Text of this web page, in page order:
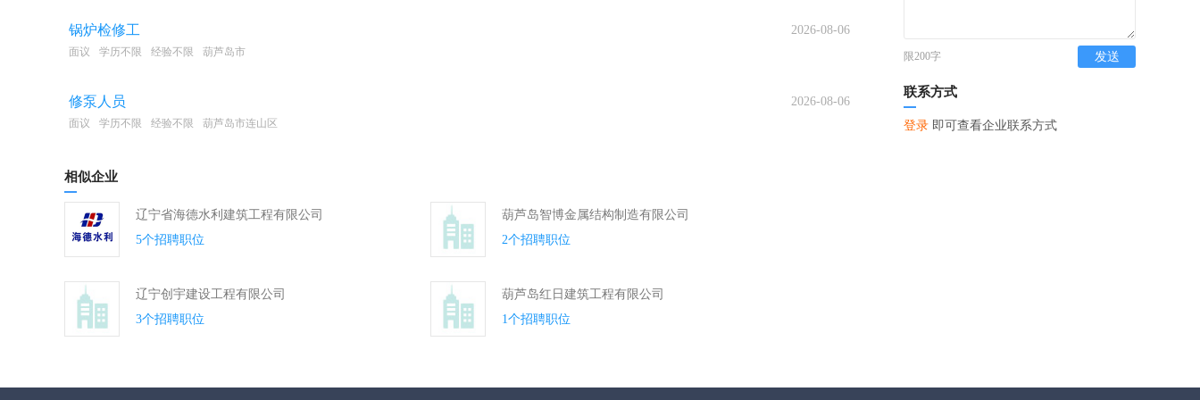
锅炉检修工 2026-08-06
面议 学历不限 经验不限 葫芦岛市
修泵人员 2026-08-06
面议 学历不限 经验不限 葫芦岛市连山区
相似企业
辽宁省海德水利建筑工程有限公司
5个招聘职位
葫芦岛智博金属结构制造有限公司
2个招聘职位
辽宁创宇建设工程有限公司
3个招聘职位
葫芦岛红日建筑工程有限公司
1个招聘职位
限200字 发送
联系方式
登录 即可查看企业联系方式